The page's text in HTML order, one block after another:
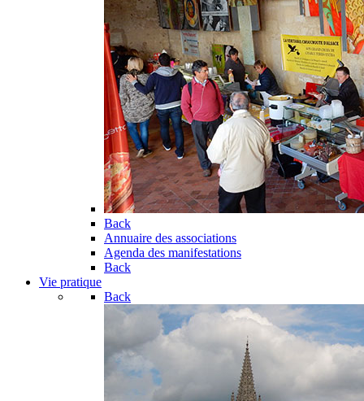
Back
Annuaire des associations
Agenda des manifestations
Back
Vie pratique
Back